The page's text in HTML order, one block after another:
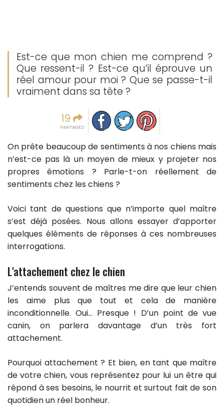
Est-ce que mon chien me comprend ?
Que ressent-il ? Est-ce qu’il éprouve un
réel amour pour moi ? Que se passe-t-il
vraiment dans sa tête ?
19
PARTAGES
Partager sur facebook
Partager sur Twitter
Epingler sur Pinterest
On prête beaucoup de sentiments à nos chiens mais
n’est-ce pas là un moyen de mieux y projeter nos
propres émotions ? Parle-t-on réellement de
sentiments chez les chiens ?
Voici tant de questions que n’importe quel maître
s’est déjà posées. Nous allons essayer d’apporter
quelques éléments de réponses à ces nombreuses
interrogations.
L'attachement chez le chien
J’entends souvent de maîtres me dire que leur chien
les aime plus que tout et cela de manière
inconditionnelle. Oui… Presque ! D’un point de vue
canin, on parlera davantage d’un très fort
attachement.
Pourquoi attachement ? Et bien, en tant que maître
de votre chien, vous représentez pour lui un être qui
répond à ses besoins, le nourrit et surtout fait de son
quotidien un réel bonheur.